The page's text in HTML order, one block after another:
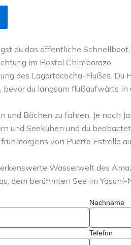
du das öffentliche
im Hostal Chimborazo.
des Lagartococha-Flußes.
du langsam flußaufwärts
Bächen zu fahren. Je
und Seekühen und du
von Puerto Estrella
Wasserwelt des
dem berühmten See im
Nachname
Telefon